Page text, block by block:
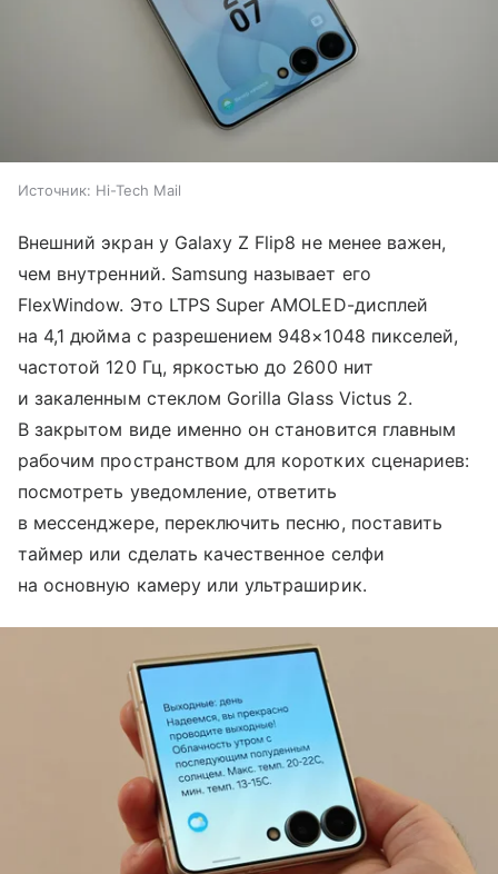
Источник: Hi-Tech Mail
Внешний экран у Galaxy Z Flip8 не менее важен,
чем внутренний. Samsung называет его
FlexWindow. Это LTPS Super AMOLED-дисплей
на 4,1 дюйма с разрешением 948×1048 пикселей,
частотой 120 Гц, яркостью до 2600 нит
и закаленным стеклом Gorilla Glass Victus 2.
В закрытом виде именно он становится главным
рабочим пространством для коротких сценариев:
посмотреть уведомление, ответить
в мессенджере, переключить песню, поставить
таймер или сделать качественное селфи
на основную камеру или ультраширик.